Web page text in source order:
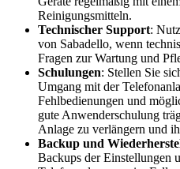
Reinigungsmitteln.
Technischer Support:
von Sabadello, wenn
Fragen zur Wartung und
Schulungen: Stellen Sie
Umgang mit der
Fehlbedienungen und
gute Anwenderschulung
Anlage zu verlängern und
Backup und
Backups der Einstellungen